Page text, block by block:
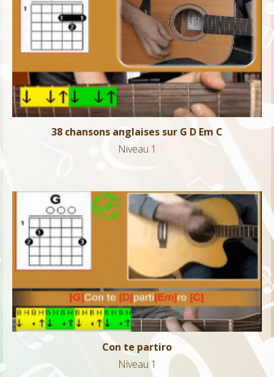
38 chansons anglaises sur G D Em C
Niveau 1
38 chansons anglaises sur G D Em C
Niveau 1
Con te partiro
Niveau 1
Con te partiro
Niveau 1